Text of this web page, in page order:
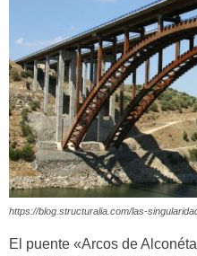
https://blog.structuralia.com/las-
El puente «Arcos de